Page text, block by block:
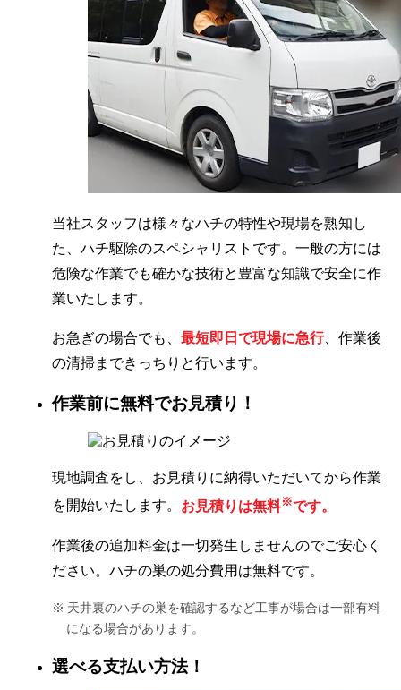
当社スタッフは様々なハチの特性や現場を熟知し
た、ハチ駆除のスペシャリストです。一般の方には
危険な作業でも確かな技術と豊富な知識で安全に作
業いたします。
お急ぎの場合でも、 最短即日で現場に急行、作業後
の清掃まできっちりと行います。
作業前に無料でお見積り！
現地調査をし、お見積りに納得いただいてから作業
を開始いたします。 お見積りは無料※です。
作業後の追加料金は一切発生しませんのでご安心く
ださい。ハチの巣の処分費用は無料です。
天井裏のハチの巣を確認するなど工事が場合は一部有料
になる場合があります。
選べる支払い方法！